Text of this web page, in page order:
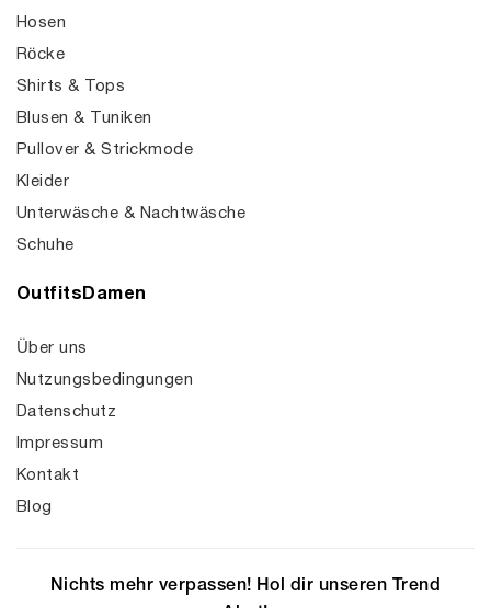
Hosen
Röcke
Shirts & Tops
Blusen & Tuniken
Pullover & Strickmode
Kleider
Unterwäsche & Nachtwäsche
Schuhe
OutfitsDamen
Über uns
Nutzungsbedingungen
Datenschutz
Impressum
Kontakt
Blog
Nichts mehr verpassen! Hol dir unseren Trend